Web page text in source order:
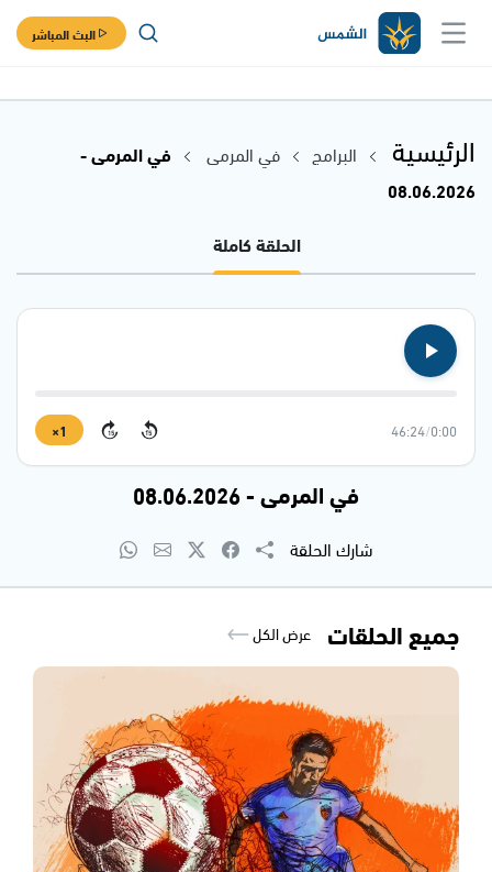
البث المباشر
الرئيسية البرامج في المرمى
في المرمى -
08.06.2026
الحلقة كاملة
0:00
/
46:24
15
15
1×
في المرمى - 08.06.2026
شارك الحلقة
جميع الحلقات عرض الكل